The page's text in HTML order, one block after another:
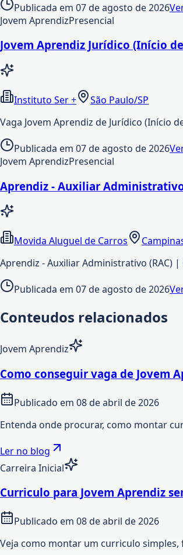
Publicada em 07 de agosto de 2026
Jovem AprendizPresencial
Jovem Aprendiz Jurídico (Início
Instituto Ser +
São Paulo/SP
Vaga Jovem Aprendiz de Jurídico (Início
Publicada em 07 de agosto de 2026
Jovem AprendizPresencial
Aprendiz - Auxiliar
Movida Aluguel de Carros
Aprendiz - Auxiliar Administrativo (RAC)
Publicada em 07 de agosto de 2026
Conteudos relacionados
Jovem Aprendiz
Como conseguir vaga de Jovem
Publicado em 08 de abril de 2026
Entenda onde procurar, como montar
Ler no blog
Carreira Inicial
Curriculo para Jovem Aprendiz
Publicado em 08 de abril de 2026
Veja como montar um curriculo